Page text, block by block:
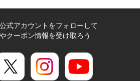
式アカウントをフォローして
クーポン情報を受け取ろう